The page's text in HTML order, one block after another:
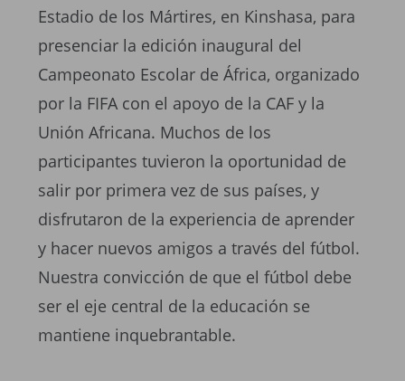
Estadio de los Mártires, en Kinshasa, para
presenciar la edición inaugural del
Campeonato Escolar de África, organizado
por la FIFA con el apoyo de la CAF y la
Unión Africana. Muchos de los
participantes tuvieron la oportunidad de
salir por primera vez de sus países, y
disfrutaron de la experiencia de aprender
y hacer nuevos amigos a través del fútbol.
Nuestra convicción de que el fútbol debe
ser el eje central de la educación se
mantiene inquebrantable.